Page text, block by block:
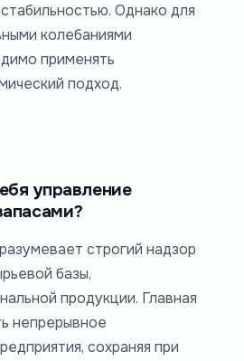
Однако для
колебаниями
применять
подход.
управление
строгий надзор
базы,
продукции. Главная
непрерывное
сохраняя при